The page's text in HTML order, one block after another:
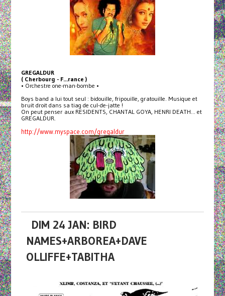
GREGALDUR
( Cherbourg - F...rance )
• Orchestre one-man-bombe •
Boys band a lui tout seul : bidouille, fripouille, gratouille. Musique et
bruit droit dans sa tiag de cul-de-jatte !
On peut penser aux RESIDENTS, CHANTAL GOYA, HENRI DEATH... et
GREGALDUR.
http://www.myspace.com/gregaldur
DIM 24 JAN: BIRD
NAMES+ARBOREA+DAVE
OLLIFFE+TABITHA